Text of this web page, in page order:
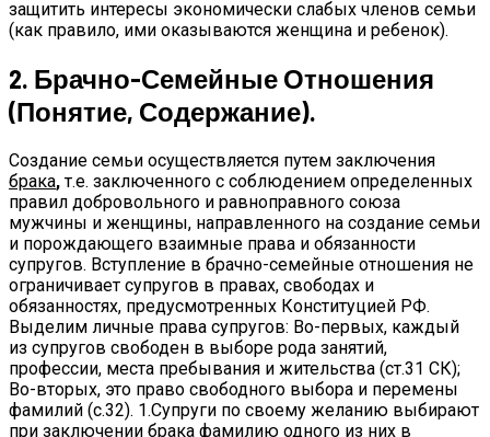
защитить интересы экономически слабых членов семьи
(как правило, ими оказываются женщина и ребенок).
2. Брачно-Семейные Отношения
(понятие, Содержание).
Создание семьи осуществляется путем заключения
брака,т.е. заключенного с соблюдением определенных
правил добровольного и равноправного союза
мужчины и женщины, направленного на создание семьи
и порождающего взаимные права и обязанности
супругов. Вступление в брачно-семейные отношения не
ограничивает супругов в правах, свободах и
обязанностях, предусмотренных Конституцией РФ.
Выделим личные права супругов: Во-первых, каждый
из супругов свободен в выборе рода занятий,
профессии, места пребывания и жительства (ст.31 СК);
Во-вторых, это право свободного выбора и перемены
фамилий (с.32). 1.Супруги по своему желанию выбирают
при заключении брака фамилию одного из них в